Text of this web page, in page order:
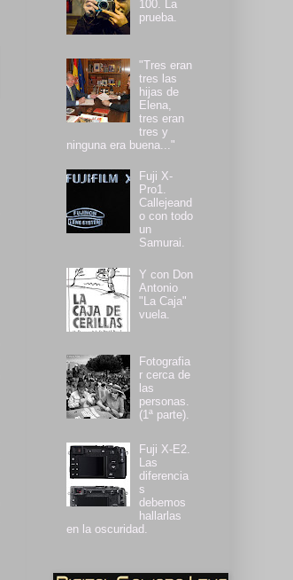
100. La
prueba.
"Tres eran
tres las
hijas de
Elena,
tres eran
tres y
ninguna era buena..."
Fuji X-
Pro1.
Callejeand
o con todo
un
Samurai.
Y con Don
Antonio
"La Caja"
vuela.
Fotografia
r cerca de
las
personas.
(1ª parte).
Fuji X-E2.
Las
diferencia
s
debemos
hallarlas
en la oscuridad.